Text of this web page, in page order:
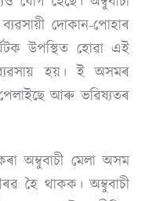
দোকান-পোহাৰ
উপস্থিত হোৱা এই
হয়। ই অসমৰ
পেলাইছে আৰু ভৱিষ্যতৰ
অম্বুবাচী মেলা অসম
হৈ থাকক। অম্বুবাচী